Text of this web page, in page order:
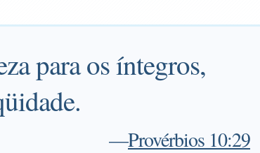
para os íntegros,
—Provérbios 10:29